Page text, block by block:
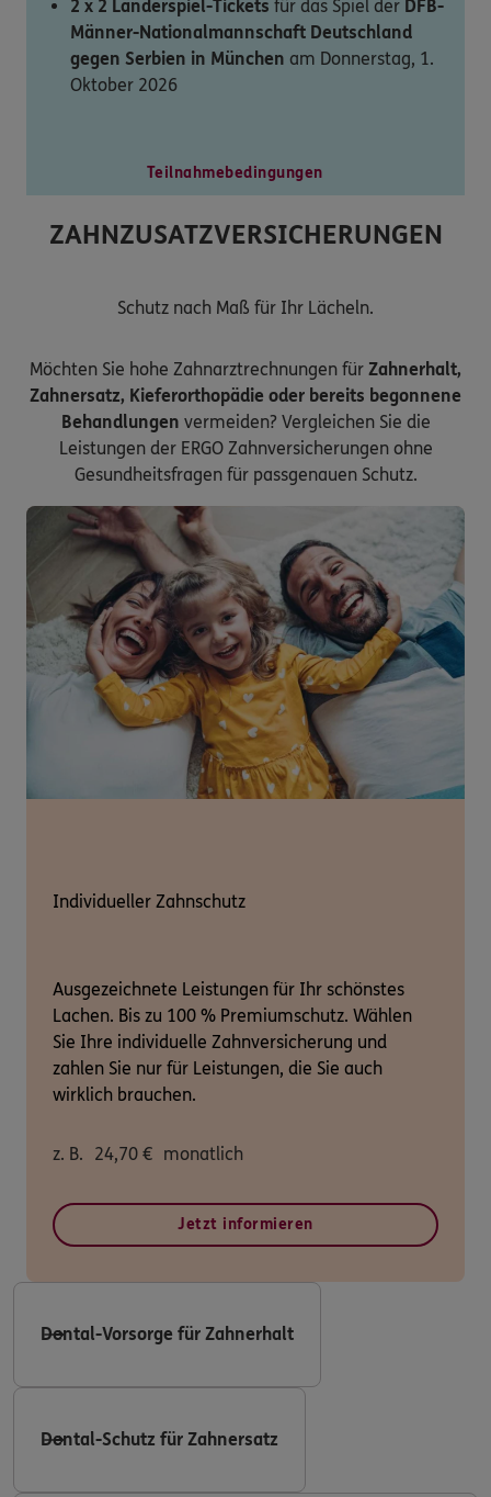
2 x 2 Länderspiel-Tickets für das Spiel der DFB-
Männer-Nationalmannschaft Deutschland
gegen Serbien in München am Donnerstag, 1.
Oktober 2026
Teilnahmebedingungen
ZAHNZUSATZVERSICHERUNGEN
Schutz nach Maß für Ihr Lächeln.
Möchten Sie hohe Zahnarztrechnungen für Zahnerhalt,
Zahnersatz, Kieferorthopädie oder bereits begonnene
Behandlungen vermeiden? Vergleichen Sie die
Leistungen der ERGO Zahnversicherungen ohne
Gesundheitsfragen für passgenauen Schutz.
Individueller Zahnschutz
Ausgezeichnete Leistungen für Ihr schönstes
Lachen. Bis zu 100 % Premiumschutz. Wählen
Sie Ihre individuelle Zahnversicherung und
zahlen Sie nur für Leistungen, die Sie auch
wirklich brauchen.
z. B. 24,70 € monatlich
Jetzt informieren
Dental-Vorsorge für Zahnerhalt
Dental-Schutz für Zahnersatz